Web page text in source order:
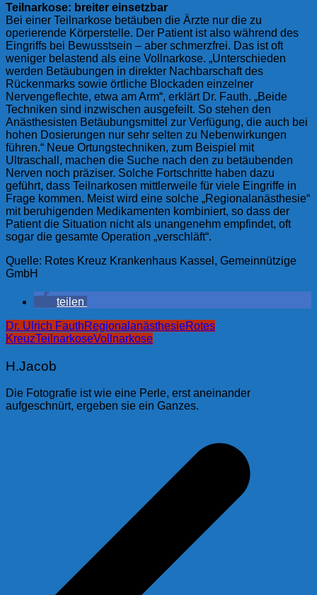
Teilnarkose: breiter einsetzbar
Bei einer Teilnarkose betäuben die Ärzte nur die zu
operierende Körperstelle. Der Patient ist also während des
Eingriffs bei Bewusstsein – aber schmerzfrei. Das ist oft
weniger belastend als eine Vollnarkose. „Unterschieden
werden Betäubungen in direkter Nachbarschaft des
Rückenmarks sowie örtliche Blockaden einzelner
Nervengeflechte, etwa am Arm“, erklärt Dr. Fauth. „Beide
Techniken sind inzwischen ausgefeilt. So stehen den
Anästhesisten Betäubungsmittel zur Verfügung, die auch bei
hohen Dosierungen nur sehr selten zu Nebenwirkungen
führen.“ Neue Ortungstechniken, zum Beispiel mit
Ultraschall, machen die Suche nach den zu betäubenden
Nerven noch präziser. Solche Fortschritte haben dazu
geführt, dass Teilnarkosen mittlerweile für viele Eingriffe in
Frage kommen. Meist wird eine solche „Regionalanästhesie“
mit beruhigenden Medikamenten kombiniert, so dass der
Patient die Situation nicht als unangenehm empfindet, oft
sogar die gesamte Operation „verschläft“.
Quelle: Rotes Kreuz Krankenhaus Kassel, Gemeinnützige
GmbH
teilen
Dr. Ulrich FauthRegionalanästhesieRotes
KreuzTeilnarkoseVollnarkose
H.Jacob
Die Fotografie ist wie eine Perle, erst aneinander
aufgeschnürt, ergeben sie ein Ganzes.